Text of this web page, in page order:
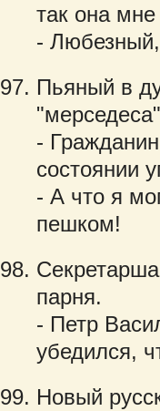
так она
- Любезный,
Пьяный в
-
состоянии
- А что я
пешком!
Секретарша
парня.
- Петр
убедился,
Новый